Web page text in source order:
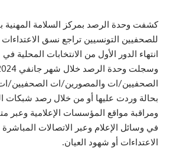
كشفت وحدة الرصد بمركز السلامة المهنية
للصحفيين التونسيين تراجع نسق
انتهاء الدور الأول من الانتخابات المحلية في
بحالة وردت عليها أو من خلال رصد شبكات
ومراقبة مواقع المؤسسات الإعلامية وعبر
في وسائل الإعلام وعبر الاتصالات
الاعتداءات أو شهود العيان.